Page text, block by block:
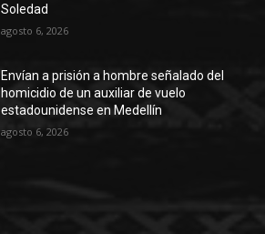
Soledad
agosto 6, 2026
Envían a prisión a hombre señalado del
homicidio de un auxiliar de vuelo
estadounidense en Medellín
agosto 6, 2026